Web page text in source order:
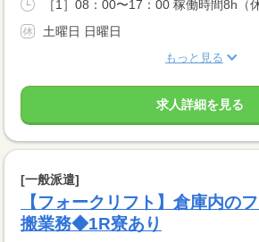
［1］08：00〜17：00 稼働時間8h（
土曜日 日曜日
もっと見る
求人詳細を見る
[一般派遣]
【フォークリフト】倉庫内の
搬業務◆1R寮あり